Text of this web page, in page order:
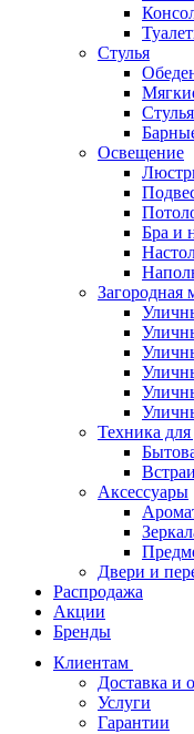
Стулья
Освещение
Бра и
Загородная
Техника
Аксессуары
Двери и
Распродажа
Акции
Бренды
Клиентам
Доставка и
Услуги
Гарантии